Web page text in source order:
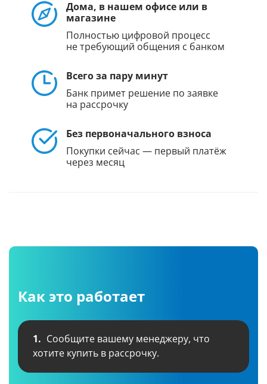
Дома, в нашем офисе или в
магазине
Полностью цифровой процесс
не требующий общения с банком
Всего за пару минут
Банк примет решение по заявке
на рассрочку
Без первоначального взноса
Покупки сейчас — первый платёж
через месяц
Как это работает
1. Сообщите вашему менеджеру, что
хотите купить в рассрочку.